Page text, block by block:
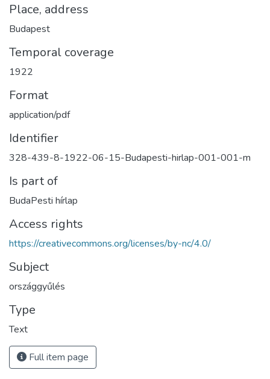
Place, address
Budapest
Temporal coverage
1922
Format
application/pdf
Identifier
328-439-8-1922-06-15-Budapesti-hirlap-001-001-m
Is part of
BudaPesti hírlap
Access rights
https://creativecommons.org/licenses/by-nc/4.0/
Subject
országgyűlés
Type
Text
Full item page